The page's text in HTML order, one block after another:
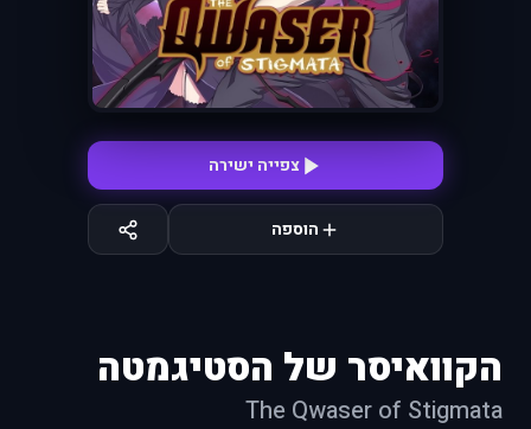
צפייה ישירה
הוספה
הקוואיסר של הסטיגמטה
The Qwaser of Stigmata